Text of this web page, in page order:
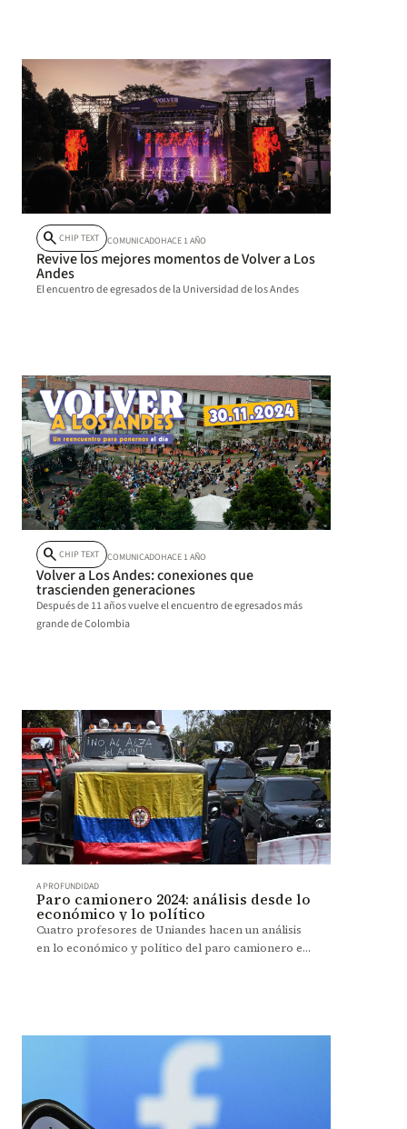
search CHIP TEXT COMUNICADOHACE 1 AÑO
Revive los mejores momentos de Volver a Los
Andes
El encuentro de egresados de la Universidad de los Andes
search CHIP TEXT COMUNICADOHACE 1 AÑO
Volver a Los Andes: conexiones que
trascienden generaciones
Después de 11 años vuelve el encuentro de egresados más
grande de Colombia
A PROFUNDIDAD
Paro camionero 2024: análisis desde lo
económico y lo político
Cuatro profesores de Uniandes hacen un análisis
en lo económico y político del paro camionero en